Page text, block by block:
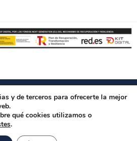
Privacidad–Política de cookies –
–Términos y Condiciones de Compra
y de terceros para ofrecerte la mejor
qué cookies utilizamos o
.